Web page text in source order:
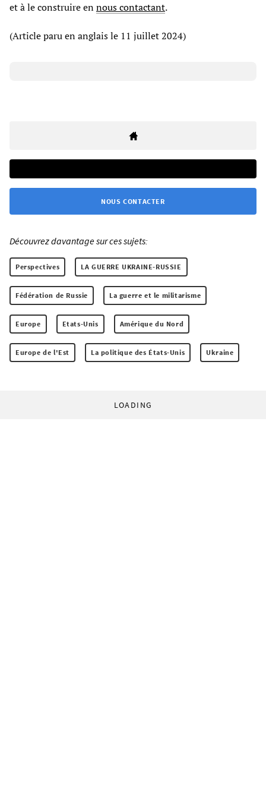
et à le construire ennous contactant.
(Article paru en anglais le 11 juillet 2024)
NOUS CONTACTER
Découvrez davantage sur ces sujets:
Perspectives LA GUERRE UKRAINE-RUSSIE
Fédération de Russie La guerre et le militarisme
Europe Etats-Unis Amérique du Nord
Europe de l'Est La politique des États-Unis Ukraine
LOADING